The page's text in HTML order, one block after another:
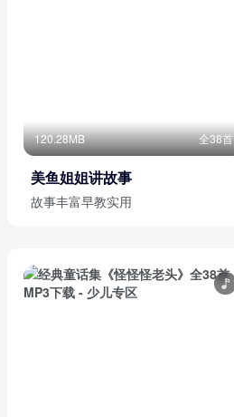
120.28MB 全38首
美鱼姐姐讲故事
故事丰富早教实用